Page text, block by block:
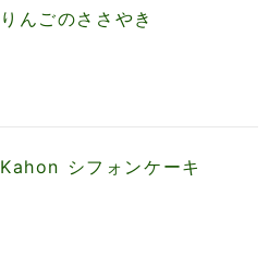
りんごのささやき
Kahon シフォンケーキ